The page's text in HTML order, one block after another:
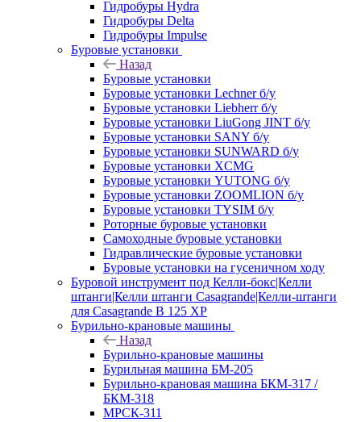
Гидробуры Hydra
Гидробуры Delta
Гидробуры Impulse
Буровые установки
Назад
Буровые установки
Буровые установки Lechner б/у
Буровые установки Liebherr б/у
Буровые установки LiuGong JINT б/у
Буровые установки SANY б/у
Буровые установки SUNWARD б/у
Буровые установки XCMG
Буровые установки YUTONG б/у
Буровые установки ZOOMLION б/у
Буровые установки TYSIM б/у
Роторные буровые установки
Самоходные буровые установки
Гидравлические буровые установки
Буровые установки на гусеничном ходу
Буровой инструмент под Келли-бокс|Келли
штанги|Келли штанги Casagrande|Келли-штанги
для Casagrande B 125 XP
Бурильно-крановые машины
Назад
Бурильно-крановые машины
Бурильная машина БМ-205
Бурильно-крановая машина БКМ-317 /
БКМ-318
МРСК-311